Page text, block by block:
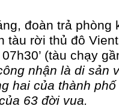
trả phòng
tàu rời thủ đô
(tàu chạy
nhận là di sản
hai của thành
63 đời vua.